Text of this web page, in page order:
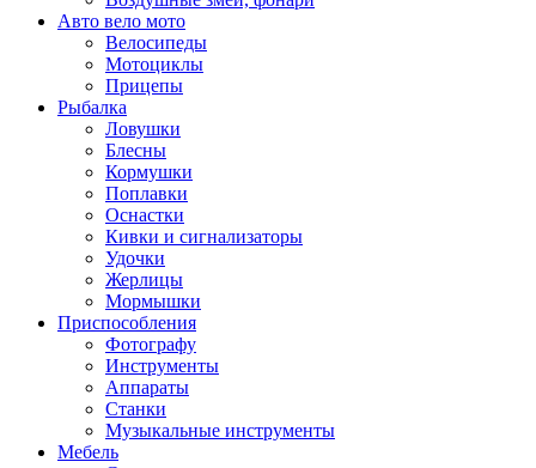
Авто вело мото
Велосипеды
Мотоциклы
Прицепы
Рыбалка
Ловушки
Блесны
Кормушки
Поплавки
Оснастки
Кивки и сигнализаторы
Удочки
Жерлицы
Мормышки
Приспособления
Фотографу
Инструменты
Аппараты
Станки
Музыкальные инструменты
Мебель